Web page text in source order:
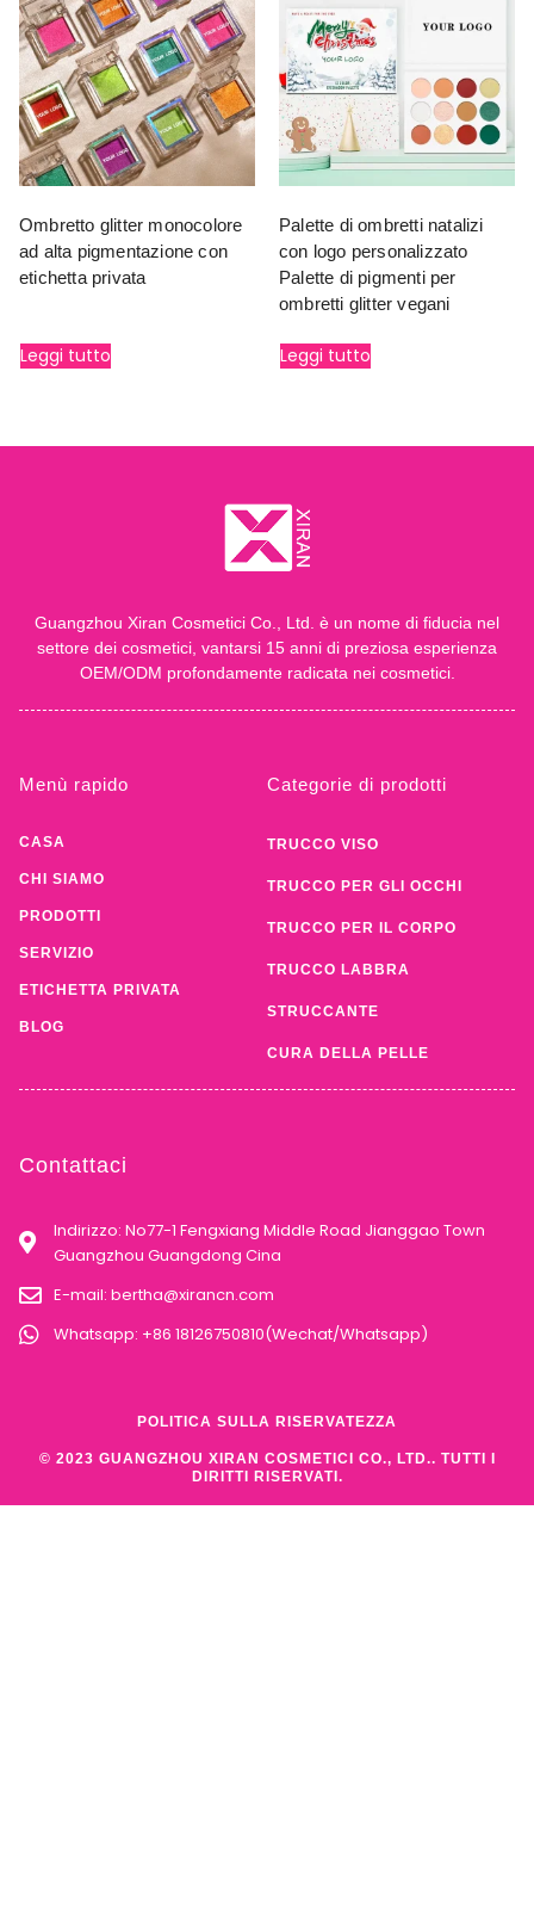
Ombretto glitter monocolore
ad alta pigmentazione con
etichetta privata
Leggi tutto
Palette di ombretti natalizi
con logo personalizzato
Palette di pigmenti per
ombretti glitter vegani
Leggi tutto
Guangzhou Xiran Cosmetici Co., Ltd. è un nome di fiducia nel
settore dei cosmetici, vantarsi 15 anni di preziosa esperienza
OEM/ODM profondamente radicata nei cosmetici.
Menù rapido
CASA
CHI SIAMO
PRODOTTI
SERVIZIO
ETICHETTA PRIVATA
BLOG
Categorie di prodotti
TRUCCO VISO
TRUCCO PER GLI OCCHI
TRUCCO PER IL CORPO
TRUCCO LABBRA
STRUCCANTE
CURA DELLA PELLE
Contattaci
Indirizzo: No77-1 Fengxiang Middle Road Jianggao Town
Guangzhou Guangdong Cina
E-mail: bertha@xirancn.com
Whatsapp: +86 18126750810(Wechat/Whatsapp)
© 2023 GUANGZHOU XIRAN COSMETICI CO., LTD.. TUTTI I
DIRITTI RISERVATI.
POLITICA SULLA RISERVATEZZA